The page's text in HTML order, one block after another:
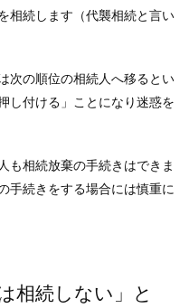
相続します（代襲相続と言い
次の順位の相続人へ移るとい
し付ける」ことになり迷惑を
も相続放棄の手続きはできま
手続きをする場合には慎重に
相続しない」と